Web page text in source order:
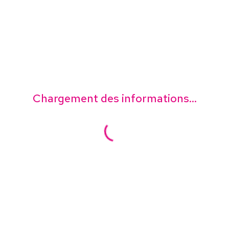
Chargement des informations...